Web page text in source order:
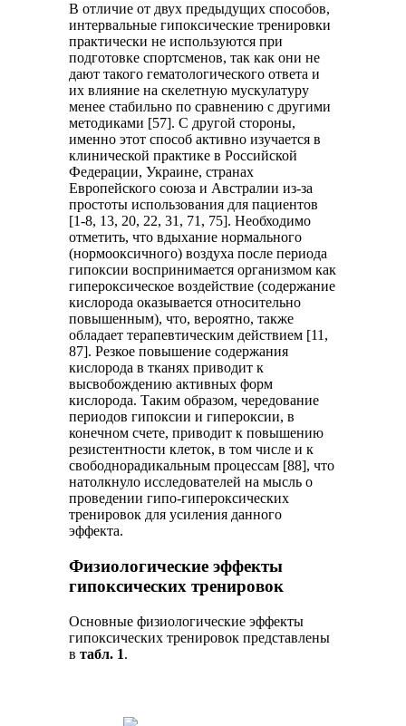
В отличие от двух предыдущих способов,
интервальные гипоксические тренировки
практически не используются при
подготовке спортсменов, так как они не
дают такого гематологического ответа и
их влияние на скелетную мускулатуру
менее стабильно по сравнению с другими
методиками [57]. С другой стороны,
именно этот способ активно изучается в
клинической практике в Российской
Федерации, Украине, странах
Европейского союза и Австралии из-за
простоты использования для пациентов
[1-8, 13, 20, 22, 31, 71, 75]. Необходимо
отметить, что вдыхание нормального
(нормооксичного) воздуха после периода
гипоксии воспринимается организмом как
гипер­оксическое воздействие (содержание
кислорода оказывается относительно
повышенным), что, вероятно, также
обладает терапевтическим действием [11,
87]. Резкое повышение содержания
кислорода в тканях приводит к
высвобождению активных форм
кислорода. Таким образом, чередование
периодов гипоксии и гипероксии, в
конечном счете, приводит к повышению
резистентности клеток, в том числе и к
свободнорадикальным процессам [88], что
натолкнуло исследователей на мысль о
проведении гипо-гипероксических
тренировок для усиления данного
эффекта.
Физиологические эффекты
гипоксических тренировок
Основные физиологические эффекты
гипоксических тренировок представлены
втабл. 1.